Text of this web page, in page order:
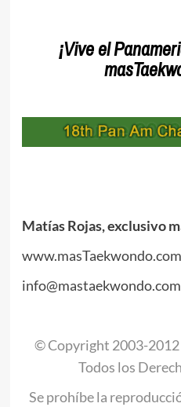
¡Vive el
Matías Rojas, exclusivo
www.masTaekwondo.com
info@mastaekwondo.com
© Copyright 2003-2012
Todos los
Se prohíbe la